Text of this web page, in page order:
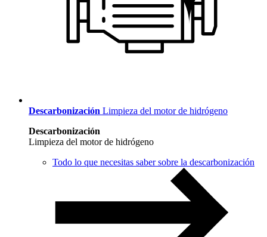
Descarbonización Limpieza del motor de hidrógeno
Descarbonización
Limpieza del motor de hidrógeno
Todo lo que necesitas saber sobre la descarbonización